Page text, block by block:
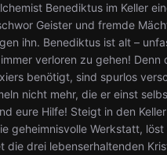
Benediktus im Keller
Geister und fremde
ihn. Benediktus ist alt –
verloren zu gehen! Denn
benötigt, sind spurlos
nicht mehr, die er einst
eure Hilfe! Steigt in den
geheimnisvolle Werkstatt, löst
drei lebenserhaltenden